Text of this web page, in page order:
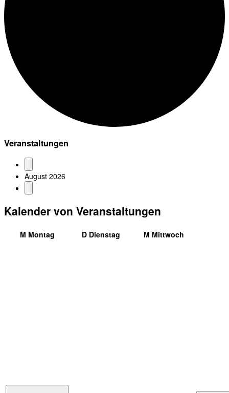
Veranstaltungen
August 2026
Kalender von Veranstaltungen
M Montag D Dienstag M Mittwoch